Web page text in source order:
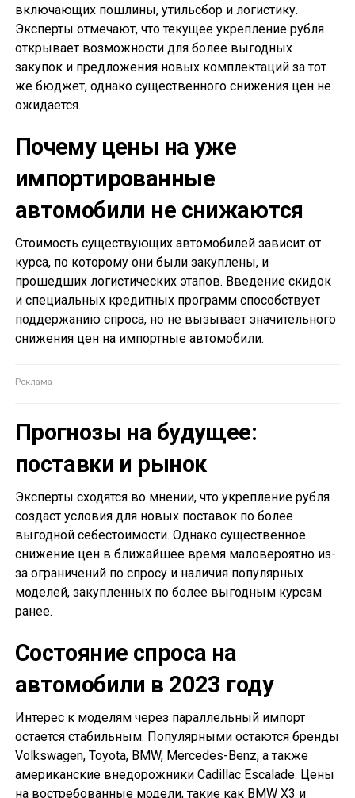
включающих пошлины, утильсбор и логистику.
Эксперты отмечают, что текущее укрепление рубля
открывает возможности для более выгодных
закупок и предложения новых комплектаций за тот
же бюджет, однако существенного снижения цен не
ожидается.
Почему цены на уже
импортированные
автомобили не снижаются
Стоимость существующих автомобилей зависит от
курса, по которому они были закуплены, и
прошедших логистических этапов. Введение скидок
и специальных кредитных программ способствует
поддержанию спроса, но не вызывает значительного
снижения цен на импортные автомобили.
Прогнозы на будущее:
поставки и рынок
Эксперты сходятся во мнении, что укрепление рубля
создаст условия для новых поставок по более
выгодной себестоимости. Однако существенное
снижение цен в ближайшее время маловероятно из-
за ограничений по спросу и наличия популярных
моделей, закупленных по более выгодным курсам
ранее.
Состояние спроса на
автомобили в 2023 году
Интерес к моделям через параллельный импорт
остается стабильным. Популярными остаются бренды
Volkswagen, Toyota, BMW, Mercedes-Benz, а также
американские внедорожники Cadillac Escalade. Цены
на востребованные модели, такие как BMW X3 и